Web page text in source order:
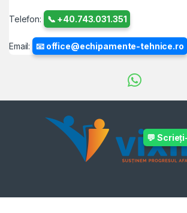
💬
Telefon: 📞 +40.743.031.351
Email: 📧 office@echipamente-tehnice.ro